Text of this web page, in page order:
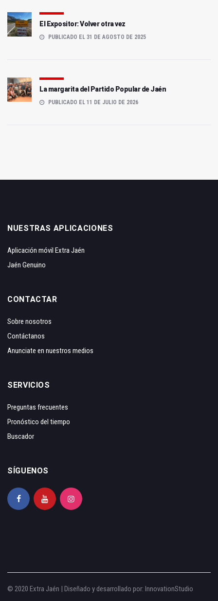
El Expositor: Volver otra vez
PUBLICADO EL 31 DE AGOSTO DE 2025
La margarita del Partido Popular de Jaén
PUBLICADO EL 11 DE JULIO DE 2026
NUESTRAS APLICACIONES
Aplicación móvil Extra Jaén
Jaén Genuino
CONTACTAR
Sobre nosotros
Contáctanos
Anunciate en nuestros medios
SERVICIOS
Preguntas frecuentes
Pronóstico del tiempo
Buscador
SÍGUENOS
© 2020 Extra Jaén | Diseñado y desarrollado por: InnovationStudio